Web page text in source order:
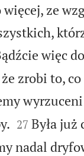
więcej, ze
więc
zrobi to,


27 Była już
nadal